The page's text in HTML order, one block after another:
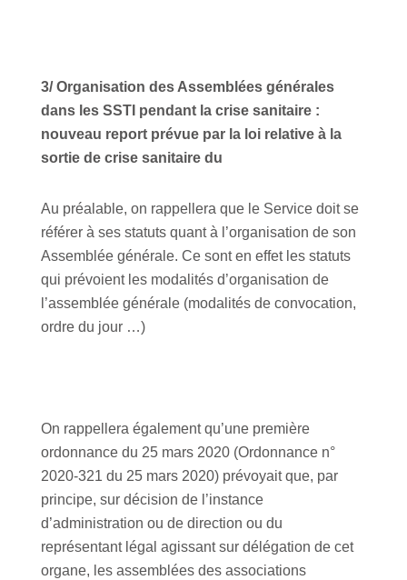
3/ Organisation des Assemblées générales
dans les SSTI pendant la crise sanitaire :
nouveau report prévue par la loi relative à la
sortie de crise sanitaire du
Au préalable, on rappellera que le Service doit se
référer à ses statuts quant à l’organisation de son
Assemblée générale. Ce sont en effet les statuts
qui prévoient les modalités d’organisation de
l’assemblée générale (modalités de convocation,
ordre du jour …)
On rappellera également qu’une première
ordonnance du 25 mars 2020 (Ordonnance n°
2020-321 du 25 mars 2020) prévoyait que, par
principe, sur décision de l’instance
d’administration ou de direction ou du
représentant légal agissant sur délégation de cet
organe, les assemblées des associations